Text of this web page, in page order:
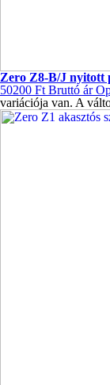
Zero Z8-B/J nyitott
50200 Ft Bruttó ár
variációja van. A